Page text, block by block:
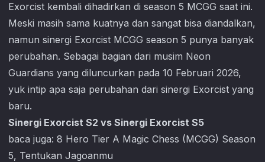
Exorcist kembali dihadirkan di season 5 MCGG saat ini.
Meski masih sama kuatnya dan sangat bisa diandalkan,
namun sinergi Exorcist MCGG season 5 punya banyak
perubahan. Sebagai bagian dari musim Neon
Guardians yang diluncurkan pada 10 Februari 2026,
yuk intip apa saja perubahan dari sinergi Exorcist yang
baru.
Sinergi Exorcist S2 vs Sinergi Exorcist S5
baca juga: 8 Hero Tier A Magic Chess (MCGG) Season
5, Tentukan Jagoanmu